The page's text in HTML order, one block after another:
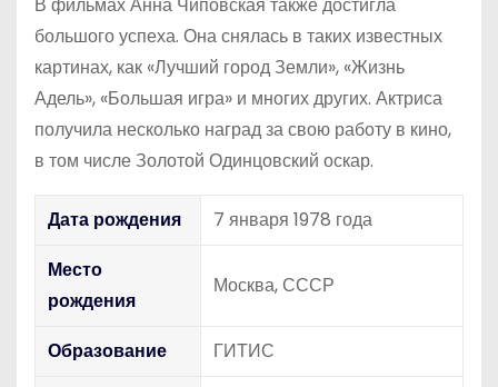
большого успеха. Она снялась в таких известных
картинах, как «Лучший город Земли», «Жизнь
Адель», «Большая игра» и многих других. Актриса
получила несколько наград за свою работу в кино,
в том числе Золотой Одинцовский оскар.
Дата рождения
7 января 1978 года
Место
рождения
Москва, СССР
Образование ГИТИС